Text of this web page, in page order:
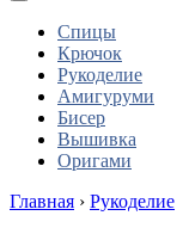
Спицы
Крючок
Рукоделие
Амигуруми
Бисер
Вышивка
Оригами
Главная › Рукоделие